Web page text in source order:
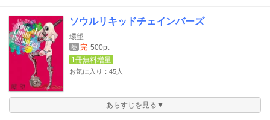
ソウルリキッドチェインバーズ
環望
巻 完 500pt
1冊無料増量
お気に入り：45人
あらすじを見る▼